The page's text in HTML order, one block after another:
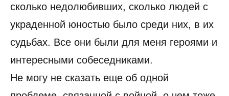
сколько недолюбивших, сколько людей с
украденной юностью было среди них, в их
судьбах. Все они были для меня героями и
интересными собеседниками.
Не могу не сказать еще об одной